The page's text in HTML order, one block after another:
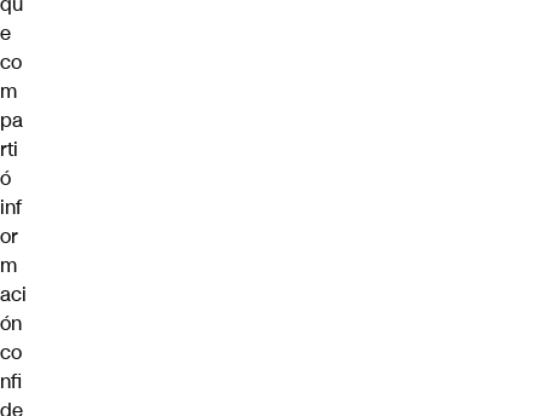
e
co
m
pa
rti
ó
inf
or
m
aci
ón
co
nfi
de